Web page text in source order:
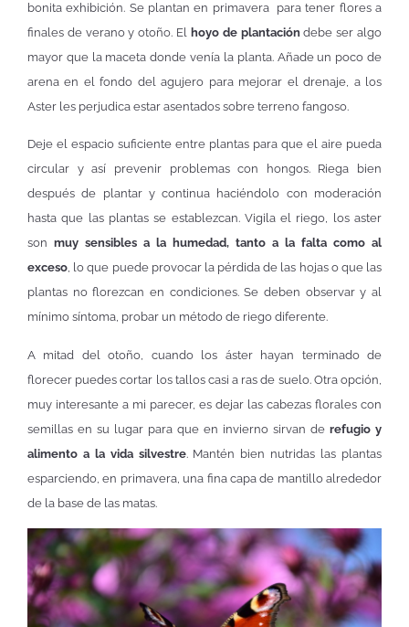
bonita exhibición. Se plantan en primavera para tener flores a
finales de verano y otoño. El hoyo de plantacióndebe ser algo
mayor que la maceta donde venía la planta. Añade un poco de
arena en el fondo del agujero para mejorar el drenaje, a los
Aster les perjudica estar asentados sobre terreno fangoso.
Deje el espacio suficiente entre plantas para que el aire pueda
circular y así prevenir problemas con hongos. Riega bien
después de plantar y continua haciéndolo con moderación
hasta que las plantas se establezcan. Vigila el riego, los aster
son muy sensibles a la humedad, tanto a la falta como al
exceso, lo que puede provocar la pérdida de las hojas o que las
plantas no florezcan en condiciones. Se deben observar y al
mínimo síntoma, probar un método de riego diferente.
A mitad del otoño, cuando los áster hayan terminado de
florecer puedes cortar los tallos casi a ras de suelo. Otra opción,
muy interesante a mi parecer, es dejar las cabezas florales con
semillas en su lugar para que en invierno sirvan de refugio y
alimento a la vida silvestre. Mantén bien nutridas las plantas
esparciendo, en primavera, una fina capa de mantillo alrededor
de la base de las matas.